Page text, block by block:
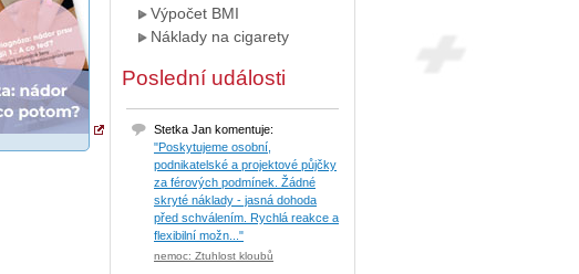
Výpočet BMI
Náklady na cigarety
Poslední události
Stetka Jan komentuje:
"Poskytujeme osobní,
podnikatelské a projektové půjčky
za férových podmínek. Žádné
skryté náklady - jasná dohoda
před schválením. Rychlá reakce a
flexibilní možn..."
nemoc: Ztuhlost kloubů